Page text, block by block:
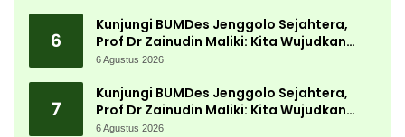
6
Kunjungi BUMDes Jenggolo Sejahtera,
Prof Dr Zainudin Maliki: Kita Wujudkan
Kemandirian Ekonomi dengan Potensi
6 Agustus 2026
7
Kunjungi BUMDes Jenggolo Sejahtera,
Prof Dr Zainudin Maliki: Kita Wujudkan
Kemandirian Ekonomi dengan Potensi
6 Agustus 2026